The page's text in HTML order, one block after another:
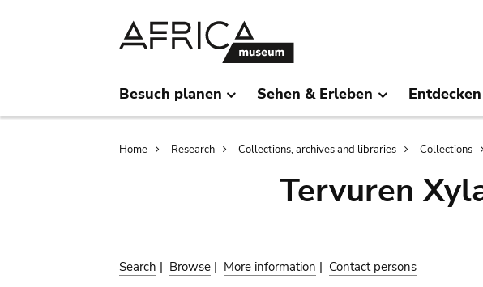
Besuch planen Sehen & Erleben Entdecken
Breadcrumb
Home Research Collections, archives and libraries Collections
Tervuren
Search | Browse | More information | Contact persons